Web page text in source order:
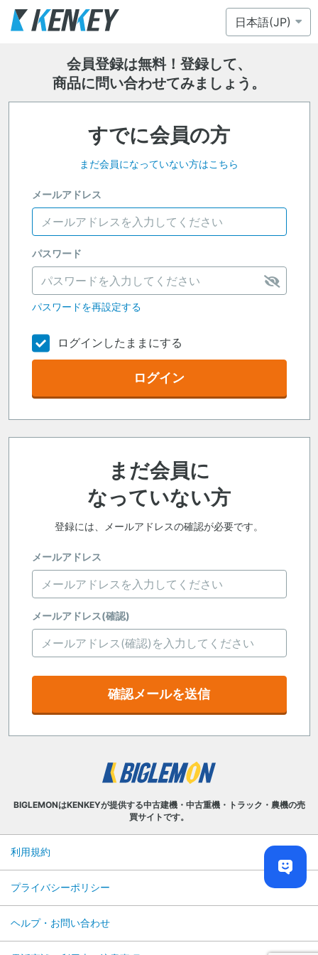
会員登録は無料！登録して、
商品に問い合わせてみましょう。
すでに会員の方
まだ会員になっていない方はこちら
メールアドレス
パスワード
パスワードを再設定する
ログインしたままにする
ログイン
まだ会員に
なっていない方
登録には、メールアドレスの確認が必要です。
メールアドレス
メールアドレス(確認)
確認メールを送信
BIGLEMONはKENKEYが提供する中古建機・中古重機・トラック・農機の売
買サイトです。
利用規約
プライバシーポリシー
ヘルプ・お問い合わせ